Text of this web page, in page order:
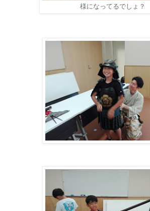
様になってるでしょ？